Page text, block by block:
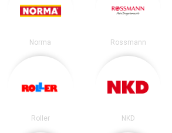
Norma Rossmann
Roller NKD